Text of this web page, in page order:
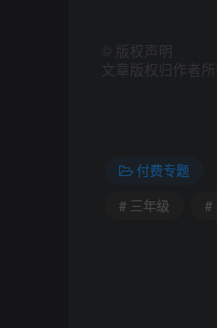
版权声明
文章版权归作者
付费专题
# 三年级
#